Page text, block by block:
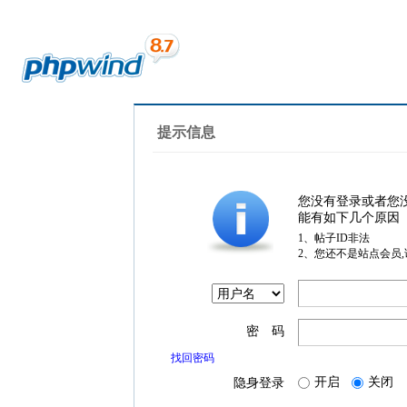
提示信息
您没有登录或者您
能有如下几个原因
1、帖子ID非法
2、您还不是站点会员
密 码
找回密码
隐身登录 开启 关闭